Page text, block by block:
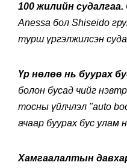
100 жилийн судалгаа.
Anessa бол Shiseido
турш үргэлжилсэн
Үр нөлөө нь буурах
болон бусад чийг
тосны үйлчлэл "auto
ачаар буурах бус улам
Хамгаалалтын